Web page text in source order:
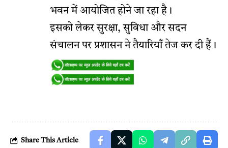
भवन में आयोजित होने जा रहा है।
इसको लेकर सुरक्षा, सुविधा और सदन
संचालन पर प्रशासन ने तैयारियाँ तेज कर दी हैं।
Share This Article